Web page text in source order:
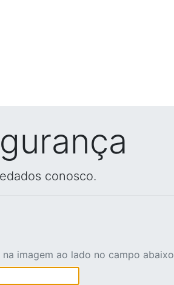
conosco.
imagem ao lado no campo abaixo